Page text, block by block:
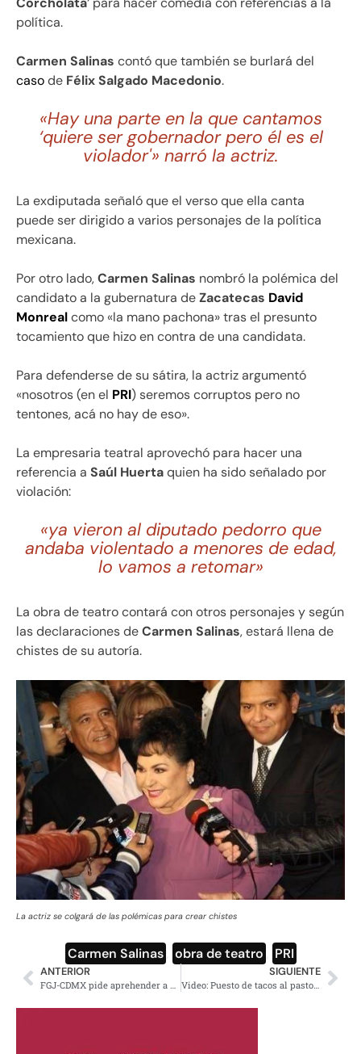
política.
Carmen Salinas contó que también se burlará del
casode Félix Salgado Macedonio.
«Hay una parte en la que cantamos
‘quiere ser gobernador pero él es el
violador'» narró la actriz.
La exdiputada señaló que el verso que ella canta
puede ser dirigido a varios personajes de la política
mexicana.
Por otro lado,Carmen Salinas nombró la polémica del
candidato a la gubernatura deZacatecas David
Monrealcomo «la mano pachona» tras el presunto
tocamiento que hizo en contra de una candidata.
Para defenderse de su sátira, la actriz argumentó
«nosotros (en el PRI) seremos corruptos pero no
tentones, acá no hay de eso».
La empresaria teatral aprovechó para hacer una
referencia a Saúl Huertaquien ha sido señalado por
violación:
«ya vieron al diputado pedorro que
andaba violentado a menores de edad,
lo vamos a retomar»
La obra de teatro contará con otros personajes y según
las declaraciones deCarmen Salinas, estará llena de
chistes de su autoría.
La actriz se colgará de las polémicas para crear chistes
Carmen Salinas obra de teatro PRI
ANTERIOR
FGJ-CDMX pide aprehender a menor que intentó ingresar con pistola a Six Flags
SIGUIENTE
Video: Puesto de tacos al pastor causa furor en Alemania